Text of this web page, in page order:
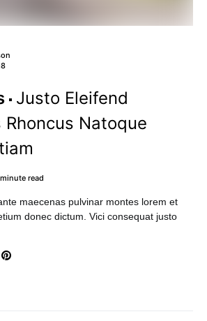
Justo Eleifend
Rhoncus Natoque
read
maecenas pulvinar montes lorem et
donec dictum. Vici consequat justo